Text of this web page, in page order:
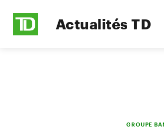
Actualités TD
GROUPE